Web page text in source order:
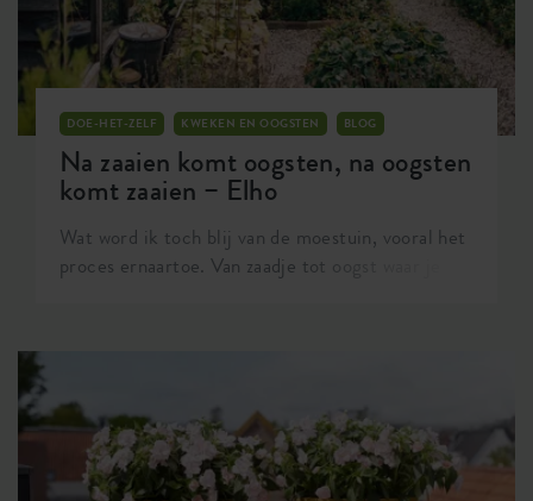
DOE-HET-ZELF KWEKEN EN OOGSTEN BLOG
Na zaaien komt oogsten, na oogsten
komt zaaien – Elho
Wat word ik toch blij van de moestuin, vooral het
proces ernaartoe. Van zaadje tot oogst waar je
de tenen. Dat vind ik zo jammer want ook de tuin
gewoon zien groeien is zo ontspannen. In deze
blog wil ik je laten zien dat er ook na de eerste
oogst gewoon nog gewassen te zaaien zijn. Van